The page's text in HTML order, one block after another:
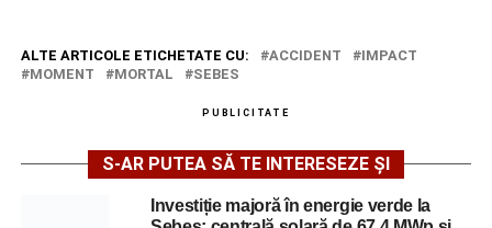
ALTE ARTICOLE ETICHETATE CU: ACCIDENT
IMPACT
MOMENT
MORTAL SEBES
PUBLICITATE
S-AR PUTEA SĂ TE INTERESEZE ȘI
Investiție majoră în energie verde la